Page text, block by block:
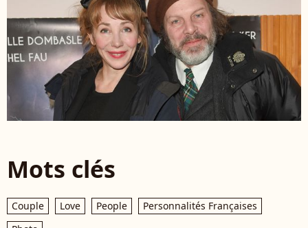
Mots clés
Couple Love People
Personnalités Françaises